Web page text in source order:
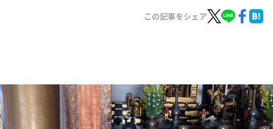
お知らせ
イベント・グッズ
YouTube
この記事をシェア